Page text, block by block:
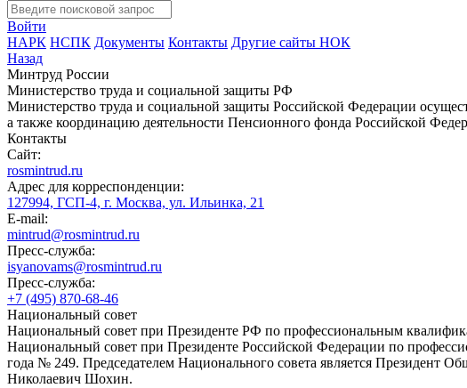
Войти
НАРК НСПК Документы Контакты Другие сайты НОК
Назад
Минтруд России
Министерство труда и социальной защиты РФ
Министерство труда и социальной защиты Российской Федерации
а также координацию деятельности Пенсионного фонда Российской
Контакты
Сайт:
rosmintrud.ru
Адрес для корреспонденции:
127994, ГСП-4, г. Москва, ул. Ильинка, 21
E-mail:
mintrud@rosmintrud.ru
Пресс-служба:
isyanovams@rosmintrud.ru
Пресс-служба:
+7 (495) 870-68-46
Национальный совет
Национальный совет при Президенте РФ по профессиональным
Национальный совет при Президенте Российской Федерации по
года № 249. Председателем Национального совета является Президент
Николаевич Шохин.